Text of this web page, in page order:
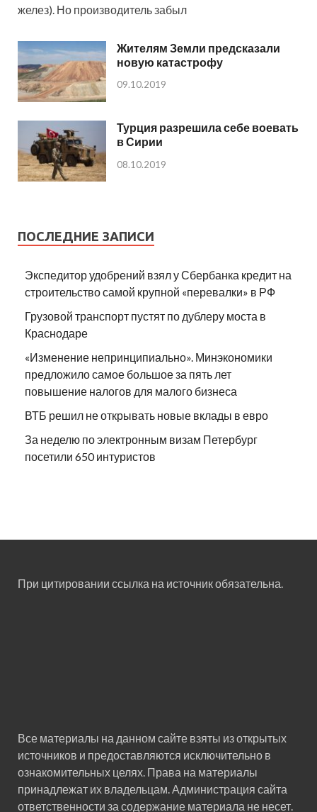
желез). Но производитель забыл
Жителям Земли предсказали
новую катастрофу
09.10.2019
Турция разрешила себе воевать
в Сирии
08.10.2019
ПОСЛЕДНИЕ ЗАПИСИ
Экспедитор удобрений взял у Сбербанка кредит на
строительство самой крупной «перевалки» в РФ
Грузовой транспорт пустят по дублеру моста в
Краснодаре
«Изменение непринципиально». Минэкономики
предложило самое большое за пять лет
повышение налогов для малого бизнеса
ВТБ решил не открывать новые вклады в евро
За неделю по электронным визам Петербург
посетили 650 интуристов
При цитировании ссылка на источник обязательна.
Все материалы на данном сайте взяты из открытых
источников и предоставляются исключительно в
ознакомительных целях. Права на материалы
принадлежат их владельцам. Администрация сайта
ответственности за содержание материала не несет.